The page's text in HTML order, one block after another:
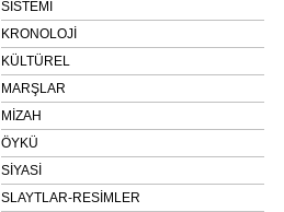
SİSTEMİ
KRONOLOJİ
KÜLTÜREL
MARŞLAR
MİZAH
ÖYKÜ
SİYASİ
SLAYTLAR-RESİMLER